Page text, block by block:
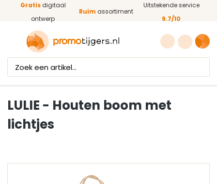
Ga naar de hoofdinhoud
Gratisdigitaal
ontwerp
Ruim assortiment
Uitstekende service
9.7/10
LULIE - Houten boom met
lichtjes